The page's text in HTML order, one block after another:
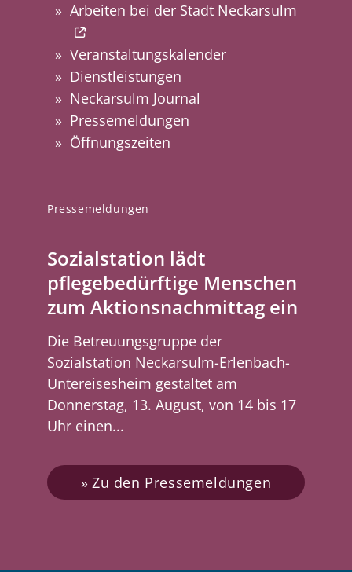
Pressemeldungen
Sozialstation lädt
pflegebedürftige Menschen
zum Aktionsnachmittag ein
Die Betreuungsgruppe der
Sozialstation Neckarsulm-Erlenbach-
Untereisesheim gestaltet am
Donnerstag, 13. August, von 14 bis 17
Uhr einen...
Zu den Pressemeldungen
Arbeiten bei der Stadt Neckarsulm
Veranstaltungskalender
Dienstleistungen
Neckarsulm Journal
Pressemeldungen
Öffnungszeiten